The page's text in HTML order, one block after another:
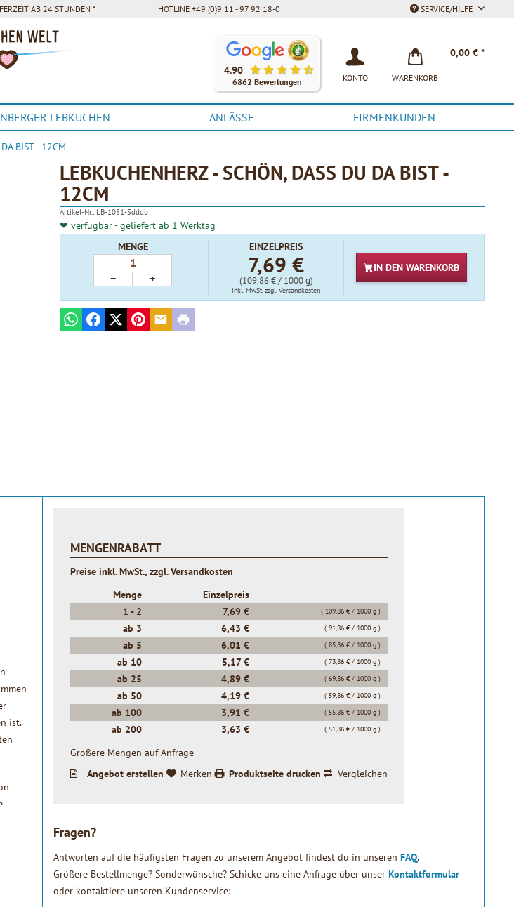
AB 24 STUNDEN * HOTLINE +49 (0)9 11 - 97 92 18-0 SERVICE/HILFE
Unsere Kunden bewerten unsere Produkte und unseren Service
4.90
6862 Bewertungen KONTO WARENKORB
0,00 € *
LEBKUCHEN ANLÄSSE FIRMENKUNDEN
BIST - 12CM
LEBKUCHENHERZ - SCHÖN, DASS DU DA BIST -
12CM
Artikel-Nr.: LB-1051-Sdddb
❤ verfügbar - geliefert ab 1 Werktag
MENGE
− +
EINZELPREIS
7,69 €
(109,86 € / 1000 g)
inkl. MwSt.zzgl. Versandkosten
IN DEN WARENKORB
WhatsAppFacebook
X PinterestE-mailPrint
ist.
MENGENRABATT
Preise inkl. MwSt., zzgl.Versandkosten
Menge
Einzelpreis
1 - 2 7,69 € ( 109,86 € / 1000 g )
ab 3 6,43 € ( 91,86 € / 1000 g )
ab 5 6,01 € ( 85,86 € / 1000 g )
ab 10 5,17 € ( 73,86 € / 1000 g )
ab 25 4,89 € ( 69,86 € / 1000 g )
ab 50 4,19 € ( 59,86 € / 1000 g )
ab 100 3,91 € ( 55,86 € / 1000 g )
ab 200 3,63 € ( 51,86 € / 1000 g )
Größere Mengen auf Anfrage
Angebot erstellen
Merken Produktseite drucken Vergleichen
Fragen?
Antworten auf die häufigsten Fragen zu unserem Angebot findest du in unseren FAQ.
Größere Bestellmenge? Sonderwünsche? Schicke uns eine Anfrage über unser Kontaktformular
oder kontaktiere unseren Kundenservice: